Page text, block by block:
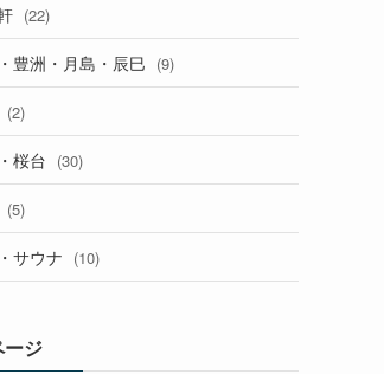
(22)
豊洲・月島・辰巳 (9)
(2)
桜台 (30)
(5)
サウナ (10)
ージ